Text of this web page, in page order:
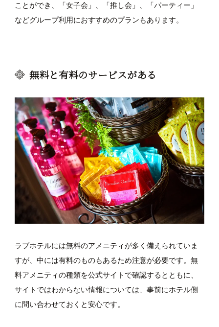
ことができ、「女子会」、「推し会」、「パーティー」
などグループ利用におすすめのプランもあります。
無料と有料のサービスがある
ラブホテルには無料のアメニティが多く備えられていま
すが、中には有料のものもあるため注意が必要です。無
料アメニティの種類を公式サイトで確認するとともに、
サイトではわからない情報については、事前にホテル側
に問い合わせておくと安心です。